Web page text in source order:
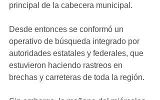
principal de la cabecera municipal.
Desde entonces se conformó un
operativo de búsqueda integrado por
autoridades estatales y federales, que
estuvieron haciendo rastreos en
brechas y carreteras de toda la región.